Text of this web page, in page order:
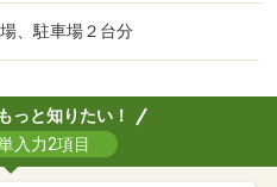
、駐車場２台分
っと知りたい！
入力2項目